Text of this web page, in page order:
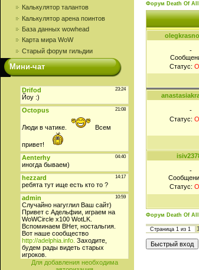
Калькулятор талантов
Калькулятор арена поинтов
База данных wowhead
Карта мира WoW
Старый форум гильдии
Мини-чат
Для добавления необходима
Форум Death Of
-
Статус:
-
Статус:
-
Статус:
Форум Death Of
Страница 1 из 1
1